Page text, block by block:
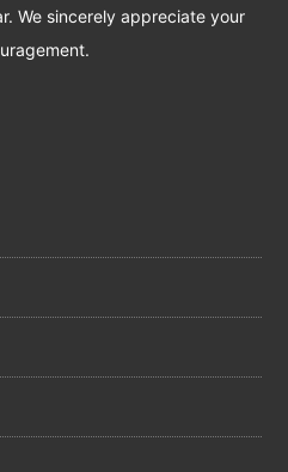
We sincerely appreciate your